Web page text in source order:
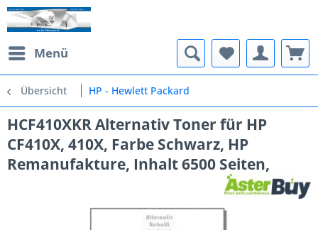
Menü
Übersicht HP - Hewlett Packard
HCF410XKR Alternativ Toner für HP
CF410X, 410X, Farbe Schwarz, HP
Remanufakture, Inhalt 6500 Seiten,